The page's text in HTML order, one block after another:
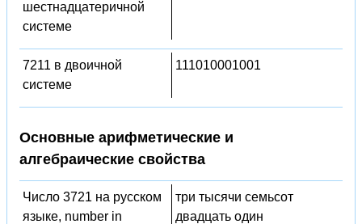
шестнадцатеричной
системе
7211 в двоичной
системе
111010001001
Основные арифметические и
алгебраические свойства
Число 3721 на русском
языке, number in
три тысячи семьсот
двадцать один